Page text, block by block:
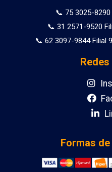
📞 75 3025-
📞 31 2571-9520
📞 62 3097-9844 Filial
Formas